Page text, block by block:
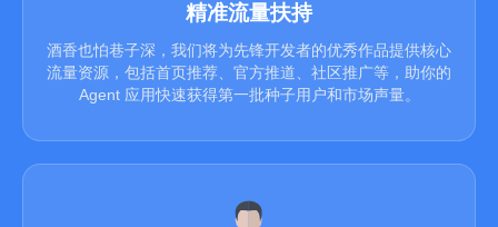
精准流量扶持
酒香也怕巷子深，我们将为先锋开发者的优秀作品提供核心
流量资源，包括首页推荐、官方推道、社区推广等，助你的
Agent 应用快速获得第一批种子用户和市场声量。